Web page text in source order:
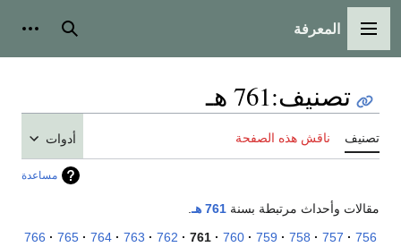
القائمة الرئيسية
المعرفة بحث
تصنيف:761 هـ
تصنيف ناقش هذه الصفحة أدوات
مساعدة
مقالات وأحداث مرتبطة بسنة 761 هـ
.
756
757
758
759
760
761
762
763
764
765
766